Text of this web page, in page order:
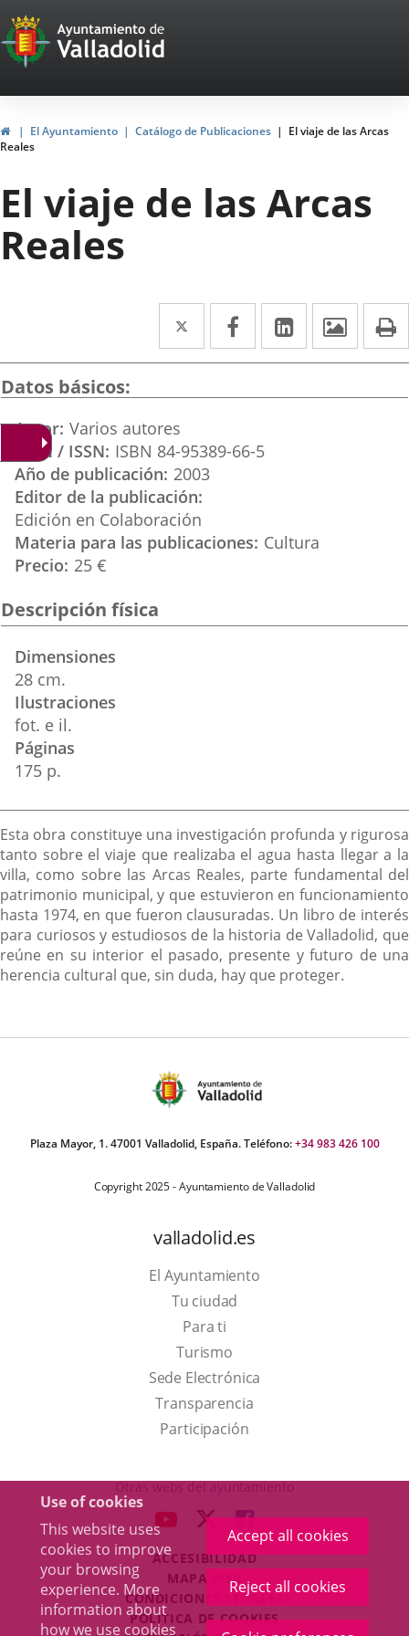
Use of cookies
This website uses
cookies to improve
your browsing
experience. More
information about
how we use cookies
Accept all cookies
Reject all cookies
Portal
Web
del
Ayuntamiento
de
Valladolid
HomeEl Ayuntamiento Catálogo de Publicaciones
El viaje de las Arcas
Reales
El viaje de las Arcas
Reales
Twitter
Enlace
a
externa.
Facebook
Enlace
a
externa.
Linkedin
Enlace
a
Datos básicos
Autor Varios autores
ISBN / ISSN ISBN 84-95389-66-5
Año de publicación 2003
Editor de la publicación
Edición en Colaboración
Materia para las publicaciones Cultura
Precio 25 €
Descripción física
Dimensiones
28 cm.
Ilustraciones
fot. e il.
Páginas
175 p.
Content
Esta obra constituye una investigación profunda y rigurosa
tanto sobre el viaje que realizaba el agua hasta llegar a la
villa, como sobre las Arcas Reales, parte fundamental del
patrimonio municipal, y que estuvieron en funcionamiento
hasta 1974, en que fueron clausuradas. Un libro de interés
para curiosos y estudiosos de la historia de Valladolid, que
reúne en su interior el pasado, presente y futuro de una
herencia cultural que, sin duda, hay que proteger.
Plaza Mayor, 1. 47001 Valladolid, España. Teléfono:+34 983 426 100
Copyright 2025 - Ayuntamiento de Valladolid
valladolid.es
El Ayuntamiento
Tu ciudad
Para ti
TurismoThis
link
will
open
a
up
window.
Sede Electrónica
Transparencia
Participación
Otras webs del ayuntamiento
LINK
EXTERNAL
APPLICATION.
LINK
TO
EXTERNAL
APPLICATION.
LINK
TO
EXTERNAL
APPLICATION.
ACCESIBILIDAD
MAPA WEB
CONDICIONES LEGALES
POLÍTICA DE COOKIES